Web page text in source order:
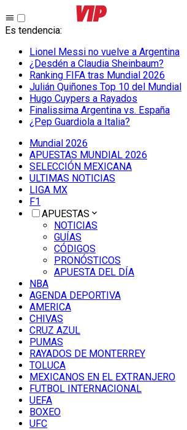
Es tendencia:
Lionel Messi no vuelve a Argentina
¿Desdén a Claudia Sheinbaum?
Ranking FIFA tras Mundial 2026
Julián Quiñones Top 10 del Mundial
Hugo Cuypers a Rayados
Finalissima Argentina vs. España
¿Pep Guardiola a Italia?
Mundial 2026
APUESTAS MUNDIAL 2026
SELECCIÓN MEXICANA
ULTIMAS NOTICIAS
LIGA MX
F1
APUESTAS
NOTICIAS
GUÍAS
CÓDIGOS
PRONÓSTICOS
APUESTA DEL DÍA
NBA
AGENDA DEPORTIVA
AMERICA
CHIVAS
CRUZ AZUL
PUMAS
RAYADOS DE MONTERREY
TOLUCA
MEXICANOS EN EL EXTRANJERO
FUTBOL INTERNACIONAL
UEFA
BOXEO
UFC